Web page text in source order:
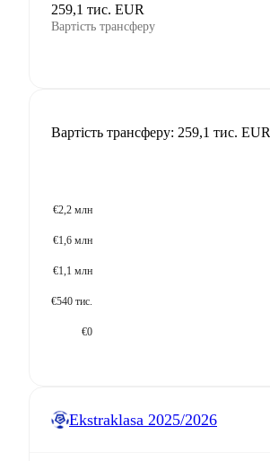
259,1 тис. EUR
Вартість трансферу
Вартість трансферу: 259,1 тис. EUR
€2,2 млн
€1,6 млн
€1,1 млн
€540 тис.
€0
Ekstraklasa 2025/2026